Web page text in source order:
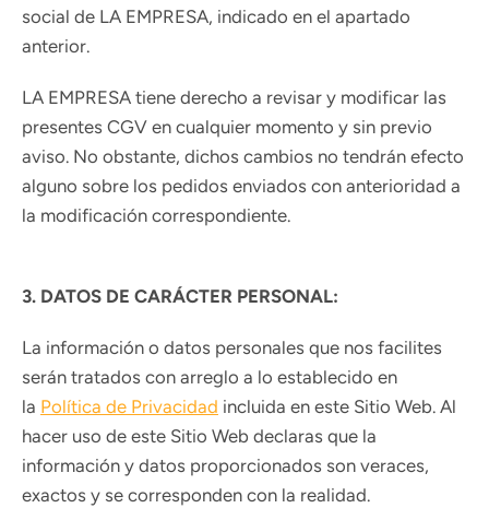
social de LA EMPRESA, indicado en el apartado
anterior.
LA EMPRESA tiene derecho a revisar y modificar las
presentes CGV en cualquier momento y sin previo
aviso. No obstante, dichos cambios no tendrán efecto
alguno sobre los pedidos enviados con anterioridad a
la modificación correspondiente.
3. DATOS DE CARÁCTER PERSONAL:
La información o datos personales que nos facilites
serán tratados con arreglo a lo establecido en
la Política de Privacidad incluida en este Sitio Web. Al
hacer uso de este Sitio Web declaras que la
información y datos proporcionados son veraces,
exactos y se corresponden con la realidad.